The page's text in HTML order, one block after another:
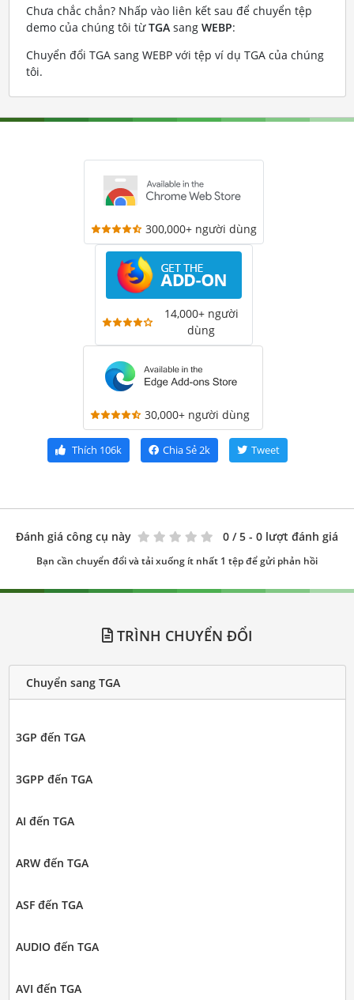
Chưa chắc chắn? Nhấp vào liên kết sau để chuyển tệp
demo của chúng tôi từTGAsang WEBP:
Chuyển đổi TGA sang WEBP với tệp ví dụ TGA của chúng
tôi.
300,000+ người dùng
14,000+ người
dùng
30,000+ người dùng
Thích 106k Chia Sẻ2k Tweet
Đánh giá công cụ này 0 / 5 - 0 lượt đánh giá
Bạn cần chuyển đổi và tải xuống ít nhất 1 tệp để gửi phản hồi
TRÌNH CHUYỂN ĐỔI
Chuyển sang TGA
3GP đến TGA
3GPP đến TGA
AI đến TGA
ARW đến TGA
ASF đến TGA
AUDIO đến TGA
AVI đến TGA